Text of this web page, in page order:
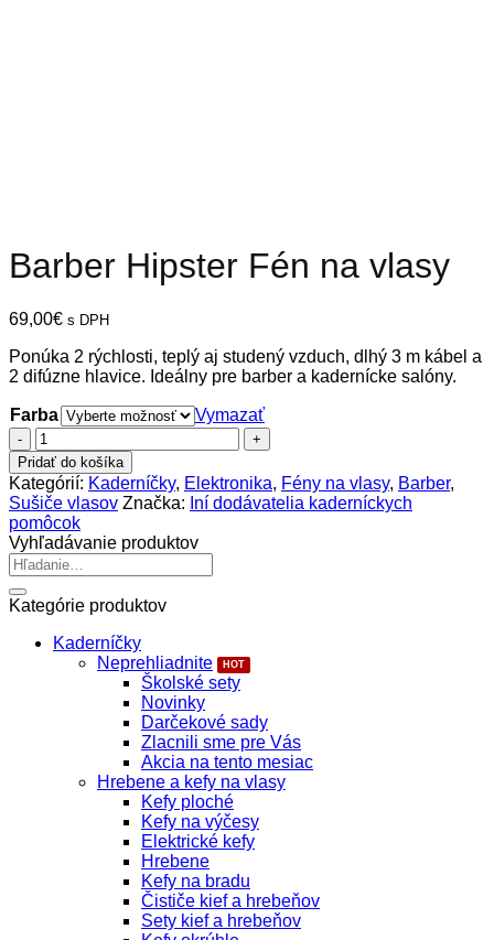
Barber Hipster Fén na vlasy
69,00€ s DPH
Ponúka 2 rýchlosti, teplý aj studený vzduch, dlhý 3 m kábel a
2 difúzne hlavice. Ideálny pre barber a kadernícke salóny.
Farba
Vymazať
množstvo
Barber
Hipster
Fén
na
vlasy
Pridať do košíka
Kategórií: Kaderníčky, Elektronika, Fény na vlasy, Barber,
Sušiče vlasov Značka: Iní dodávatelia kaderníckych
pomôcok
Vyhľadávanie produktov
Hľadať:
Kategórie produktov
Kaderníčky
Neprehliadnite
Školské sety
Novinky
Darčekové sady
Zlacnili sme pre Vás
Akcia na tento mesiac
Hrebene a kefy na vlasy
Kefy ploché
Kefy na výčesy
Elektrické kefy
Hrebene
Kefy na bradu
Čističe kief a hrebeňov
Sety kief a hrebeňov